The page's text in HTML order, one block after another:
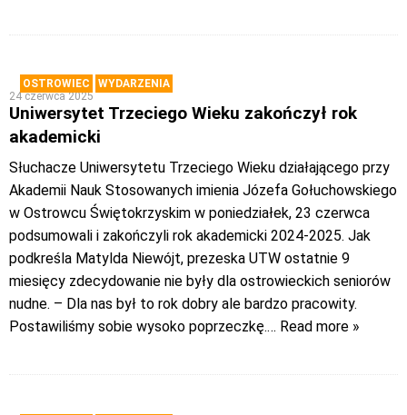
OSTROWIEC
WYDARZENIA
24 czerwca 2025
Uniwersytet Trzeciego Wieku zakończył rok
akademicki
Słuchacze Uniwersytetu Trzeciego Wieku działającego przy
Akademii Nauk Stosowanych imienia Józefa Gołuchowskiego
w Ostrowcu Świętokrzyskim w poniedziałek, 23 czerwca
podsumowali i zakończyli rok akademicki 2024-2025. Jak
podkreśla Matylda Niewójt, prezeska UTW ostatnie 9
miesięcy zdecydowanie nie były dla ostrowieckich seniorów
nudne. – Dla nas był to rok dobry ale bardzo pracowity.
Postawiliśmy sobie wysoko poprzeczkę.… Read more »